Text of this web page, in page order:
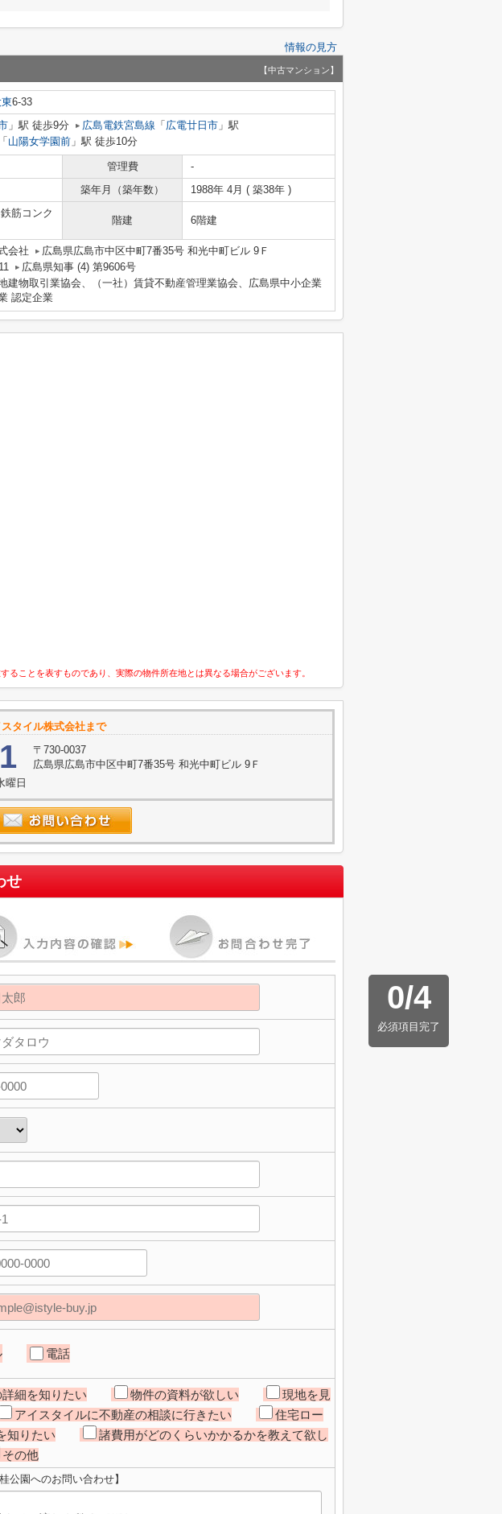
情報の見方
【中古マンション】
6-33
」駅 徒歩9分 広島電鉄宮島線 「 広電廿日市 」駅
「 山陽女学園前 」駅 徒歩10分
管理費
-
築年月（築年数） 1988年 4月 ( 築38年 )
筋コンク
階建 6階建
会社
広島県広島市中区中町7番35号 和光中町ビル 9Ｆ
広島県知事 (4) 第9606号
建物取引業協会、（一社）賃貸不動産管理業協会、広島県中小企業
認定企業
ことを表すものであり、実際の物件所在地とは異なる場合がございます。
スタイル株式会社まで
〒730-0037
広島県広島市中区中町7番35号 和光中町ビル 9Ｆ
曜日
せ
0/4
必須項目完了
電話
細を知りたい 物件の資料が欲しい
現地を見
アイスタイルに不動産の相談に行きたい
住宅ロー
知りたい
諸費用がどのくらいかかるかを教えて欲し
その他
公園へのお問い合わせ】